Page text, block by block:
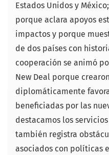
Estados Unidos y
porque aclara apoyos
impactos y porque
de dos países con
cooperación se animó
New Deal porque
diplomáticamente
beneficiadas por las
destacamos los
también registra
asociados con políticas